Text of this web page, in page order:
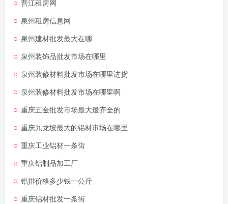
晋江租房网
泉州租房信息网
泉州建材批发最大在哪
泉州装饰品批发市场在哪里
泉州装修材料批发市场在哪里进货
泉州装修材料批发市场在哪里啊
重庆五金批发市场最大最齐全的
重庆九龙坡最大的铝材市场在哪里
重庆工业铝材一条街
重庆铝制品加工厂
铝排价格多少钱一公斤
重庆铝材批发一条街